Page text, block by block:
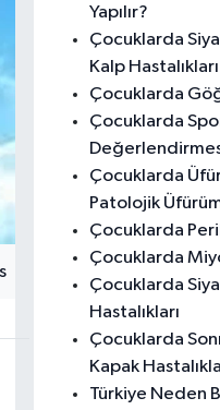
Yapılır?
Çocuklarda
Kalp Hastalıkları
Çocuklarda
Çocuklarda
Çocuklarda
Patolojik
Çocuklarda
Çocuklarda
Çocuklarda
Hastalıkları
Çocuklarda
Kapak
Türkiye Neden